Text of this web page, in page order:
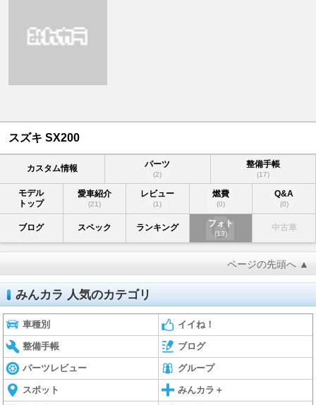
スズキ SX200
カスタム情報 パーツ
(2)
整備手帳
(17)
モデル
トップ
愛車紹介
(21)
レビュー
(1)
燃費
(0)
Q&A
(0)
ブログ スペック ランキング フォト
(13)
中古車
ページの先頭へ ▲
みんカラ 人気のカテゴリ
車種別 イイね！
整備手帳 ブログ
パーツレビュー グループ
スポット みんカラ＋